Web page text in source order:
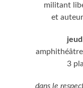
militant
et
amphithéâtre
3
dans le